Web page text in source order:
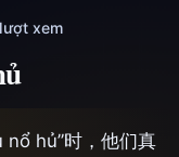
xem
hủ”时，他们真